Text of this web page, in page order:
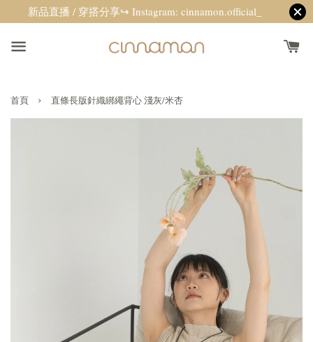
新品直播 / 穿搭分享↪ Instagram: cinnamon.official_
首頁 › 直條長版針織綁繩背心 淺灰/米杏